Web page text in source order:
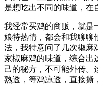
是想吃出不同的味道，在
我经常买鸡的商贩，就是
娘特热情，都会和我聊聊
法，我特意问了几次椒麻
家椒麻鸡的味道，综合出
己的秘方，不可能外传。
熟透，等鸡凉透，直接撕